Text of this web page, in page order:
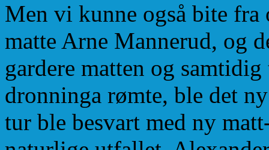
Men vi kunne også bite fra
matte Arne Mannerud, og
gardere matten og
dronninga rømte, ble det
tur ble besvart med ny